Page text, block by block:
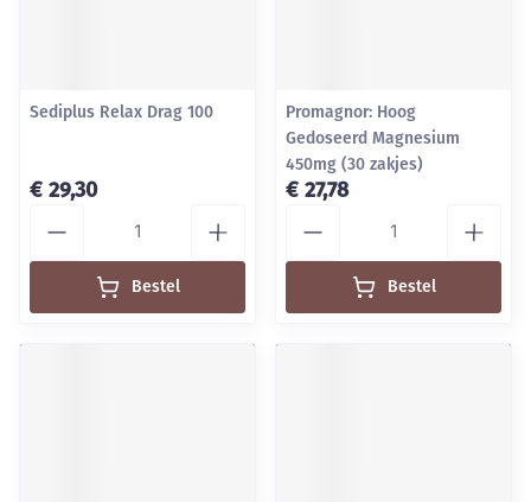
Sediplus Relax Drag 100
€ 29,30
Bestel
Promagnor: Hoog
Gedoseerd Magnesium
450mg (30 zakjes)
€ 27,78
Bestel